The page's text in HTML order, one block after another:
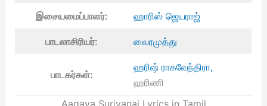
இசையமைப்பாளர்: ஹாரிஸ் ஜெயராஜ்
பாடலாசிரியர்: வைரமுத்து
பாடகர்கள்:
ஹரிஷ் ராகவேந்திரா,
ஹரிணி
Aagaya Suriyanai Lyrics in Tamil